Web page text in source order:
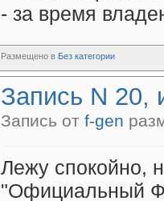
- за время
Размещено в Без категории
Запись N 20,
Запись от f-gen
Лежу спокойно,
"Официальный